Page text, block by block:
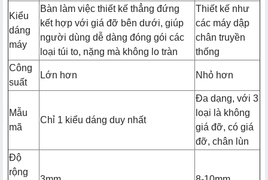
Kiểu
dáng
máy
Bàn làm việc thiết kế thẳng đứng
kết hợp với giá đỡ bên dưới, giúp
người dùng dễ dàng đóng gói các
loại túi to, nặng mà không lo tràn
Thiết kế như
các máy dập
chân truyền
thống
Công
suất
Lớn hơn Nhỏ hơn
Mẫu
mã
Chỉ 1 kiểu dáng duy nhất
Đa dạng, với 3
loại là không
giá đỡ, có giá
đỡ, chân lùn
Độ
rộng